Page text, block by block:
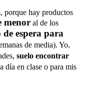
porque hay productos
menor al de los
de espera para
de media). Yo,
suelo encontrar
día en clase o para mis